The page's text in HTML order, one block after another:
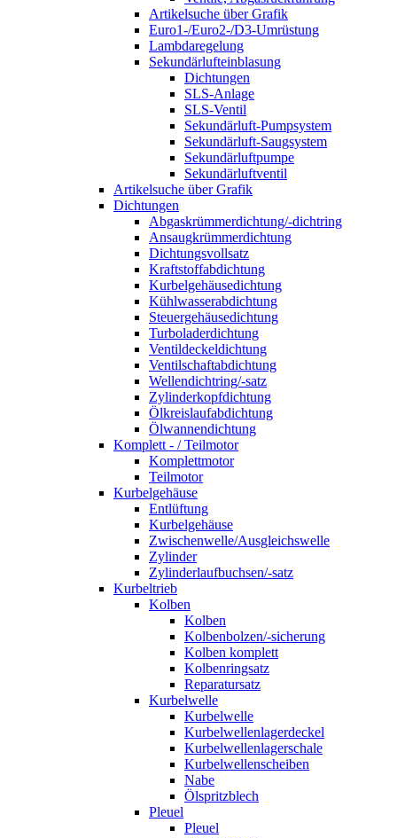
Artikelsuche über Grafik
Euro1-/Euro2-/D3-Umrüstung
Lambdaregelung
Sekundärlufteinblasung
Dichtungen
SLS-Anlage
SLS-Ventil
Sekundärluft-Pumpsystem
Sekundärluft-Saugsystem
Sekundärluftpumpe
Sekundärluftventil
Artikelsuche über Grafik
Dichtungen
Abgaskrümmerdichtung/-dichtring
Ansaugkrümmerdichtung
Dichtungsvollsatz
Kraftstoffabdichtung
Kurbelgehäusedichtung
Kühlwasserabdichtung
Steuergehäusedichtung
Turboladerdichtung
Ventildeckeldichtung
Ventilschaftabdichtung
Wellendichtring/-satz
Zylinderkopfdichtung
Ölkreislaufabdichtung
Ölwannendichtung
Komplett - / Teilmotor
Komplettmotor
Teilmotor
Kurbelgehäuse
Entlüftung
Kurbelgehäuse
Zwischenwelle/Ausgleichswelle
Zylinder
Zylinderlaufbuchsen/-satz
Kurbeltrieb
Kolben
Kolben
Kolbenbolzen/-sicherung
Kolben komplett
Kolbenringsatz
Reparatursatz
Kurbelwelle
Kurbelwelle
Kurbelwellenlagerdeckel
Kurbelwellenlagerschale
Kurbelwellenscheiben
Nabe
Ölspritzblech
Pleuel
Pleuel